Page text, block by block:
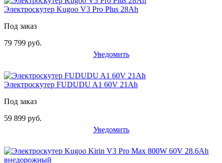
Электроскутер Kugoo V3 Pro Plus 28Ah
Под заказ
79 799 руб.
Уведомить
Электроскутер FUDUDU A1 60V 21Ah
Под заказ
59 899 руб.
Уведомить